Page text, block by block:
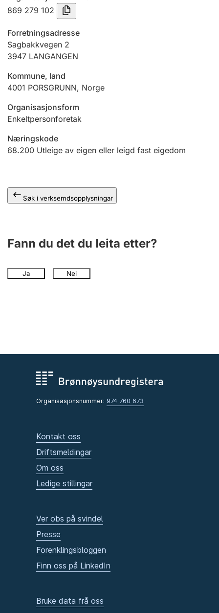
Tinglysing
Jeger
Ektepaktrettleiaren
Andre tema
869 279 102
Forretningsadresse
Sagbakkvegen 2
3947 LANGANGEN
Kommune, land
4001 PORSGRUNN, Norge
Organisasjonsform
Enkeltpersonforetak
Næringskode
68.200 Utleige av eigen eller leigd fast eigedom
Søk i verksemdsopplysningar
Fann du det du leita etter?
Ja Nei
Organisasjonsnummer: 974 760 673
Kontakt oss
Driftsmeldingar
Om oss
Ledige stillingar
Ver obs på svindel
Presse
Forenklingsbloggen
Finn oss på LinkedIn
Bruke data frå oss